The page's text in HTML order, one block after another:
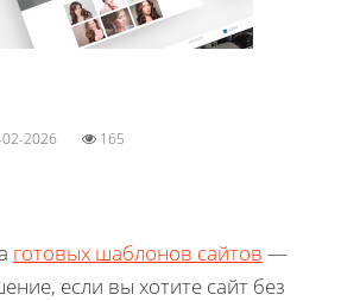
02-2026 165
готовых шаблонов сайтов —
если вы хотите сайт без